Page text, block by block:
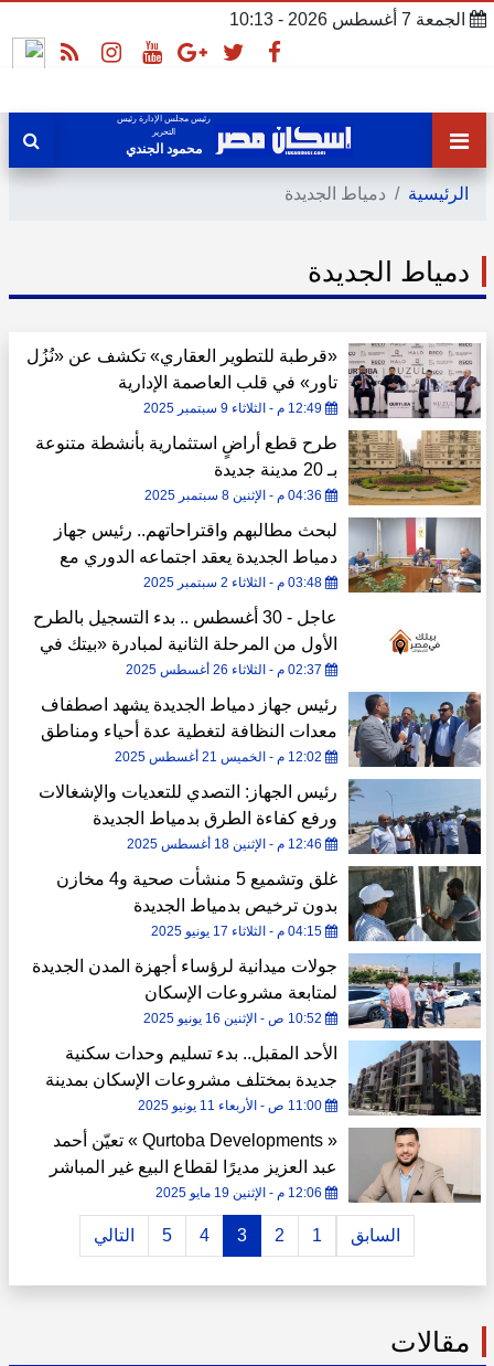
الجمعة 7 أغسطس 2026 - 10:13
رئيس مجلس الإدارة رئيس
التحرير
محمود الجندي
الرئيسية دمياط الجديدة
دمياط الجديدة
«قرطبة للتطوير العقاري» تكشف عن «نُزُل
تاور» في قلب العاصمة الإدارية
12:49 م - الثلاثاء 9 سبتمبر 2025
طرح قطع أراضٍ استثمارية بأنشطة متنوعة
بـ 20 مدينة جديدة
04:36 م - الإثنين 8 سبتمبر 2025
لبحث مطالبهم واقتراحاتهم.. رئيس جهاز
دمياط الجديدة يعقد اجتماعه الدوري مع
سكان المدينة
03:48 م - الثلاثاء 2 سبتمبر 2025
عاجل - 30 أغسطس .. بدء التسجيل بالطرح
الأول من المرحلة الثانية لمبادرة «بيتك في
مصر» للمصريين بالخارج
02:37 م - الثلاثاء 26 أغسطس 2025
رئيس جهاز دمياط الجديدة يشهد اصطفاف
معدات النظافة لتغطية عدة أحياء ومناطق
بالمدينة
12:02 م - الخميس 21 أغسطس 2025
رئيس الجهاز: التصدي للتعديات والإشغالات
ورفع كفاءة الطرق بدمياط الجديدة
12:46 م - الإثنين 18 أغسطس 2025
غلق وتشميع 5 منشأت صحية و4 مخازن
بدون ترخيص بدمياط الجديدة
04:15 م - الثلاثاء 17 يونيو 2025
جولات ميدانية لرؤساء أجهزة المدن الجديدة
لمتابعة مشروعات الإسكان
10:52 ص - الإثنين 16 يونيو 2025
الأحد المقبل.. بدء تسليم وحدات سكنية
جديدة بمختلف مشروعات الإسكان بمدينة
دمياط الجديدة
11:00 ص - الأربعاء 11 يونيو 2025
« Qurtoba Developments » تعيّن أحمد
عبد العزيز مديرًا لقطاع البيع غير المباشر
12:06 م - الإثنين 19 مايو 2025
السابق 1
2
3
4
5 التالي
مقالات